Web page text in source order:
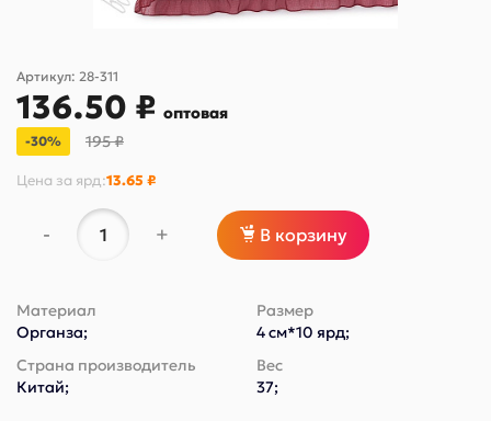
Артикул: 28-311
136.50 ₽ оптовая
-30% 195 ₽
Цена за ярд:13.65 ₽
- + В корзину
Материал
Органза;
Размер
4 см*10 ярд;
Страна производитель
Китай;
Вес
37;